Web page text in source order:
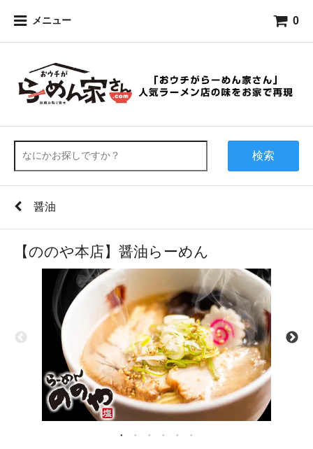
メニュー 0
検索
醤油
【ののや本店】醤油らーめん